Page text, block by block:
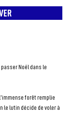
Noël dans le
forêt remplie
le lutin décide de voler à